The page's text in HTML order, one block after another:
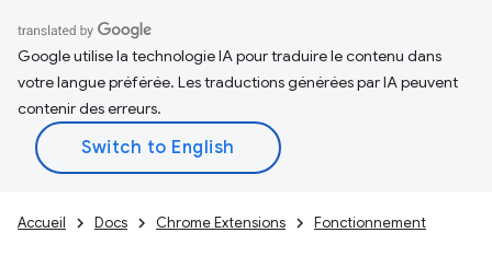
Google utilise la technologie IA pour traduire le contenu dans
votre langue préférée. Les traductions générées par IA peuvent
contenir des erreurs.
Accueil Docs Chrome Extensions Fonctionnement